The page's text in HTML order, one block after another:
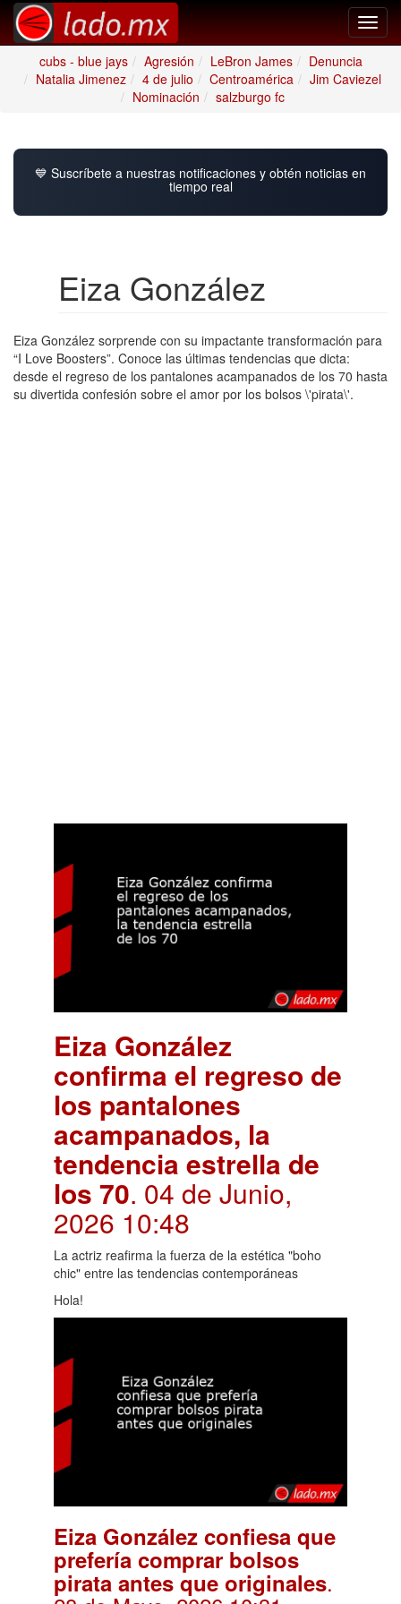
cubs - blue jays
Agresión LeBron James
Denuncia
Natalia Jimenez
4 de julio Centroamérica
Jim Caviezel
Nominación
salzburgo fc
💙 Suscríbete a nuestras notificaciones y obtén noticias en
tiempo real
Eiza González
Eiza González sorprende con su impactante transformación para
“I Love Boosters”. Conoce las últimas tendencias que dicta:
desde el regreso de los pantalones acampanados de los 70 hasta
su divertida confesión sobre el amor por los bolsos \'pirata\'.
Eiza González
confirma el regreso de
los pantalones
acampanados, la
tendencia estrella de
los 70. 04 de Junio,
2026 10:48
La actriz reafirma la fuerza de la estética "boho
chic" entre las tendencias contemporáneas
Hola!
Eiza González confiesa que
prefería comprar bolsos
pirata antes que originales.